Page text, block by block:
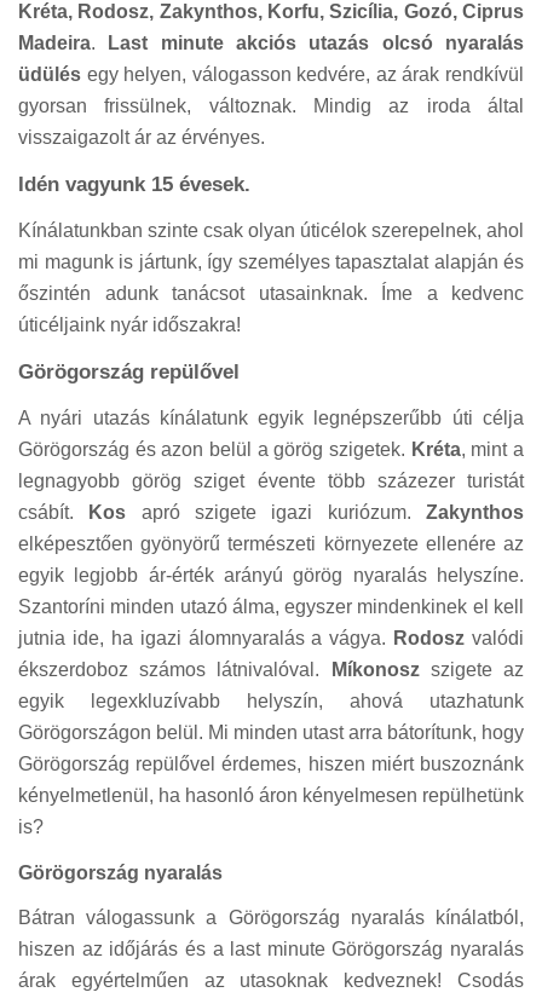
Kréta, Rodosz, Zakynthos, Korfu, Szicília, Gozó, Ciprus
Madeira.
Last minute akciós utazás olcsó nyaralás
üdülés egy helyen, válogasson kedvére, az árak rendkívül
gyorsan frissülnek, változnak. Mindig az iroda által
visszaigazolt ár az érvényes.
Idén vagyunk 15 évesek.
Kínálatunkban szinte csak olyan úticélok szerepelnek, ahol
mi magunk is jártunk, így személyes tapasztalat alapján és
őszintén adunk tanácsot utasainknak. Íme a kedvenc
úticéljaink nyár időszakra!
Görögország repülővel
A nyári utazás kínálatunk egyik legnépszerűbb úti célja
Görögország és azon belül a görög szigetek. Kréta, mint a
legnagyobb görög sziget évente több százezer turistát
csábít.
Kos apró szigete igazi kuriózum.Zakynthos
elképesztően gyönyörű természeti környezete ellenére az
egyik legjobb ár-érték arányú görög nyaralás helyszíne.
Szantoríni minden utazó álma, egyszer mindenkinek el kell
jutnia ide, ha igazi álomnyaralás a vágya. Rodosz valódi
ékszerdoboz számos látnivalóval.
Míkonoszszigete az
egyik legexkluzívabb helyszín, ahová utazhatunk
Görögországon belül. Mi minden utast arra bátorítunk, hogy
Görögország repülővel érdemes, hiszen miért buszoznánk
kényelmetlenül, ha hasonló áron kényelmesen repülhetünk
is?
Görögország nyaralás
Bátran válogassunk a Görögország nyaralás kínálatból,
hiszen az időjárás és a last minute Görögország nyaralás
árak egyértelműen az utasoknak kedveznek! Csodás